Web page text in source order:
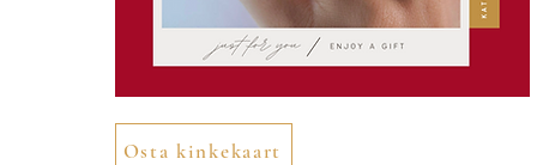
Osta kinkekaart